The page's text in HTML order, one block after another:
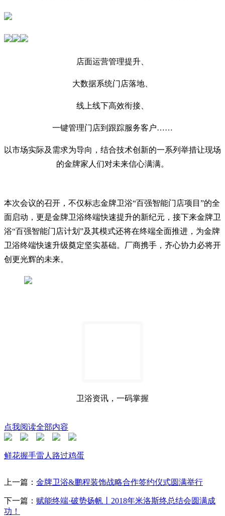
店面运营管理提升、
大数据系统门店落地、
线上线下高效衔接、
一键管理门店到跟踪服务客户……
以市场实际及需求为导向，结合技术创新的一系列举措让现场
的金牌家人们对未来信心满满。
本次会议的召开，不仅标志金牌卫浴“百强智能门店项目”的全
面启动，更是金牌卫浴终端快速提升的新纪元，接下来金牌卫
浴“百强智能门店计划”及其模式还将在终端全面推进，为金牌
卫浴终端快速升级奠定坚实基础。厂商携手，齐心协力必将开
创更光辉的未来。
卫浴资讯，一码掌握
点我阅读全部内容
鲜花握手雷人 路过鸡蛋
上一篇： 金牌卫浴&鹏程装饰战略合作签约仪式圆满举行
下一篇： 赋能终端·破势扬帆丨2018年米洛斯终总结会圆满成
功！